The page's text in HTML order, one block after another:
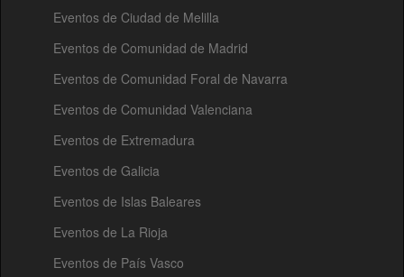
Eventos de Ciudad de Melilla
Eventos de Comunidad de Madrid
Eventos de Comunidad Foral de Navarra
Eventos de Comunidad Valenciana
Eventos de Extremadura
Eventos de Galicia
Eventos de Islas Baleares
Eventos de La Rioja
Eventos de País Vasco